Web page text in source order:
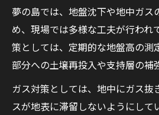
夢の島では、地盤沈下や地中ガス
め、現場では多様な工夫が行われ
策としては、定期的な地盤高の測
部分への土壌再投入や支持層の補
ガス対策としては、地中にガス抜
スが地表に滞留しないようにして